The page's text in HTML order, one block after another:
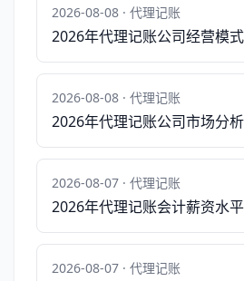
2026-08-08 · 代理记账
2026年代理记账公司经营模
2026-08-08 · 代理记账
2026年代理记账公司市场分析
2026-08-07 · 代理记账
2026年代理记账会计薪资水
2026-08-07 · 代理记账